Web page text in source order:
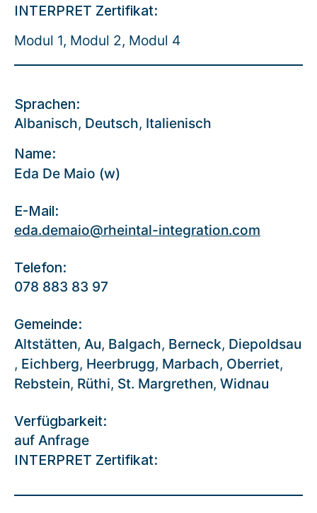
INTERPRET Zertifikat:
Modul 1, Modul 2, Modul 4
Sprachen:
Albanisch, Deutsch, Italienisch
Name:
Eda De Maio (w)
E-Mail:
eda.demaio@rheintal-integration.com
Telefon:
078 883 83 97
Gemeinde:
Altstätten, Au, Balgach, Berneck, Diepoldsau
, Eichberg, Heerbrugg, Marbach, Oberriet,
Rebstein, Rüthi, St. Margrethen, Widnau
Verfügbarkeit:
auf Anfrage
INTERPRET Zertifikat: